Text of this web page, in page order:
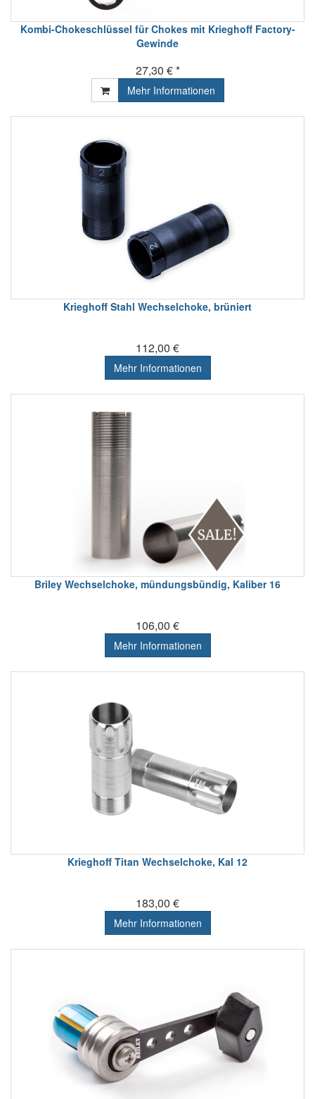
Kombi-Chokeschlüssel für Chokes mit Krieghoff Factory-
Gewinde
27,30 € *
Mehr Informationen
Krieghoff Stahl Wechselchoke, brüniert
112,00 €
Mehr Informationen
Briley Wechselchoke, mündungsbündig, Kaliber 16
106,00 €
Mehr Informationen
Krieghoff Titan Wechselchoke, Kal 12
183,00 €
Mehr Informationen